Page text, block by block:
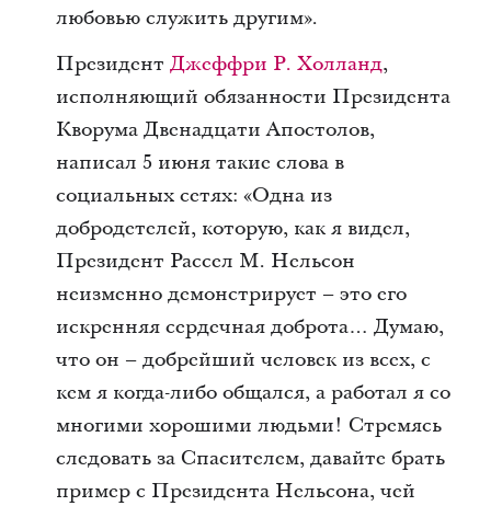
любовью служить другим».
Президент Джеффри Р. Холланд,
исполняющий обязанности Президента
Кворума Двенадцати Апостолов,
написал 5 июня такие слова в
социальных сетях: «Одна из
добродетелей, которую, как я видел,
Президент Рассел М. Нельсон
неизменно демонстрирует – это его
искренняя сердечная доброта… Думаю,
что он – добрейший человек из всех, с
кем я когда-либо общался, а работал я со
многими хорошими людьми! Стремясь
следовать за Спасителем, давайте брать
пример с Президента Нельсона, чей